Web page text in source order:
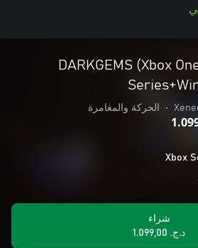
DARKGEMS (Xbox
• الحركة والمغامرة
شراء
د.ج.‏ 1.099,00